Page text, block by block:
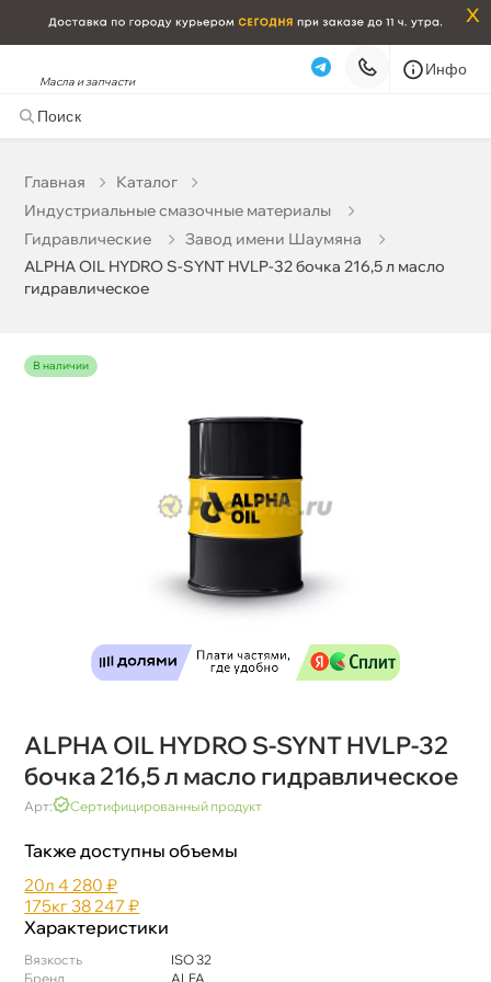
x
Масла и запчасти
Инфо
Главная
Катало
Индустриальные смазочные материалы
Гидравлические
Завод имени Шаумяна
ALPHA OIL HYDRO S-SYNT HVLP-32 бочка 216,5 л масло
идравлическое
наличии
ALPHA OIL HYDRO S-SYNT HVLP-32
очка 216,5 л масло гидравлическое
Арт: Сертифицированный продукт
Также доступны объемы
20л 4 280 ₽
175к38 247 ₽
Характеристики
язкость
ISO 32
Бренд
ALFA
ALPHA OIL HYDRO S-SYNT HVLP-32 бочка 216,5 л
Бесплатная Завтра, 08.08 (при заказе от 2000₽)
Срочная за 2 ч – 399 ₽ Сегодня, 07.08